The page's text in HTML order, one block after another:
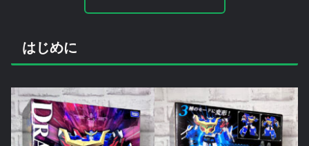
はじめに